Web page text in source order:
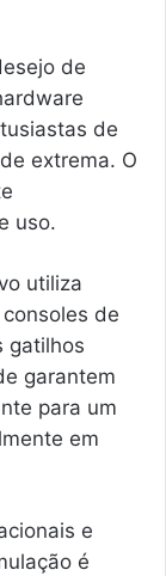
de
de
extrema. O
uso.
utiliza
de
gatilhos
garantem
para um
em
e
é